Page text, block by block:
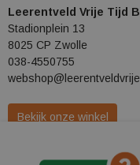
Leerentveld Vrije Tijd
Stadionplein 13
8025 CP Zwolle
038-4550755
Bekijk onze winkel